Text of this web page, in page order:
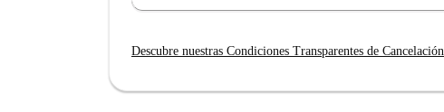
Descubre nuestras Condiciones Transparentes de Cancelación